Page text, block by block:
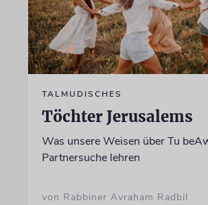
TALMUDISCHES
Töchter Jerusalems
Was unsere Weisen über Tu
Partnersuche lehren
von Rabbiner Avraham Radbil